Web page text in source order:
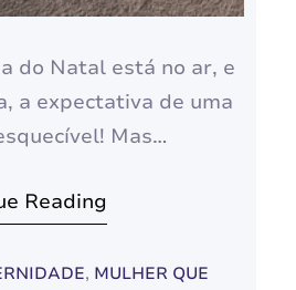
do Natal está no ar, e
a expectativa de uma
Mas
do dia a dia e a falta
da ceia em um
Reading
, MULHER QUE